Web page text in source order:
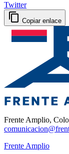
Twitter
Copiar enlace
Frente Amplio,
Frente Amplio